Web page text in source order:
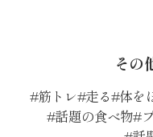
その
筋トレ 走る 体を
話題の食べ物